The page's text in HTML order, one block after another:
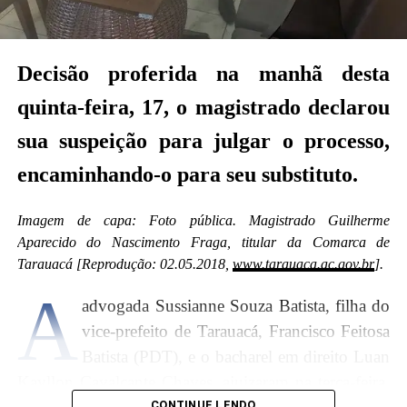
(magistrados da Comarca de Feijó).
Decisão proferida na manhã desta
quinta-feira, 17, o magistrado declarou
sua suspeição para julgar o processo,
encaminhando-o para seu substituto.
Imagem de capa: Foto pública. Magistrado Guilherme
Aparecido do Nascimento Fraga, titular da Comarca de
Tarauacá [Reprodução: 02.05.2018, www.tarauaca.ac.gov.br].
A
advogada Sussianne Souza Batista, filha do
vice-prefeito de Tarauacá, Francisco Feitosa